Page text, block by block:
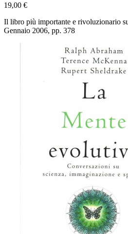
19,00 €
Il libro più importante e rivoluzionario
Gennaio 2006, pp. 378